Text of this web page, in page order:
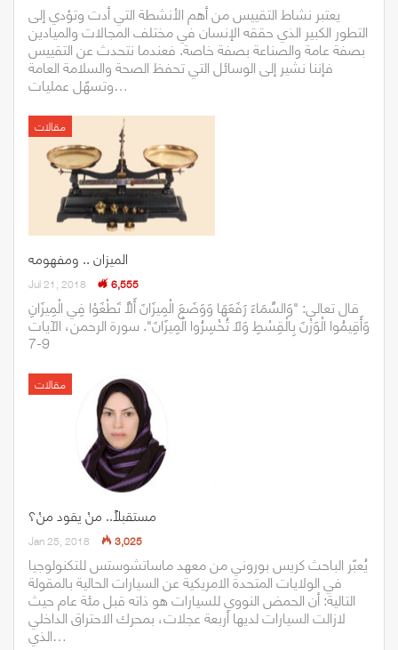
يعتبر نشاط التقييس من أهم الأنشطة التي أدت وتؤدي إلى
التطور الكبير الذي حققه الإنسان في مختلف المجالات والميادين
بصفة عامة والصناعة بصفة خاصة. فعندما نتحدث عن التقييس
فإننا نشير إلى الوسائل التي تحفظ الصحة والسلامة العامة
وتسهّل عمليات…
مقالات
الميزان .. ومفهومه
Jul 21, 2018 6,555
قال تعالى: "وَالسَّمَاءَ رَفَعَهَا وَوَضَعَ الْمِيزَانَ أَلاَّ تَطْغَوْا فِي الْمِيزَانِ
وَأَقِيمُوا الْوَزْنَ بِالْقِسْطِ وَلاَ تُخْسِرُوا الْمِيزَانَ". سورة الرحمن، الآيات
9-7
مقالات
مستقبلاً.. منْ يقود منْ؟
Jan 25, 2018 3,025
يُعبّر الباحث كريس بوروني من معهد ماساتشوستس للتكنولوجيا
في الولايات المتحدة الامريكية عن السيارات الحالية بالمقولة
التالية: أن الحمض النووي للسيارات هو ذاته قبل مئة عام حيث
لازالت السيارات لديها أربعة عجلات، بمحرك الاحتراق الداخلي
الذي…